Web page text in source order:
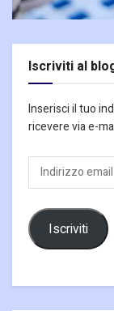
Iscriviti al
Inserisci il tuo
ricevere via e-
Indirizzo
email
Iscriviti